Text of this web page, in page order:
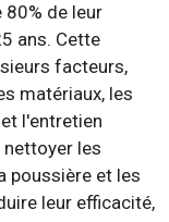
de leur
ans. Cette
facteurs,
matériaux, les
l'entretien
les
poussière et les
leur efficacité,